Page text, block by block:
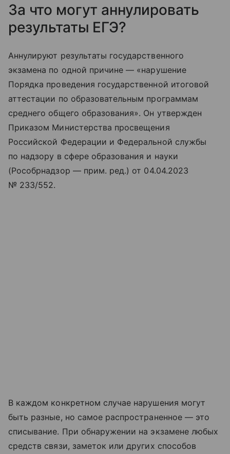
За что могут аннулировать
результаты ЕГЭ?
Аннулируют результаты государственного
экзамена по одной причине — «нарушение
Порядка проведения государственной итоговой
аттестации по образовательным программам
среднего общего образования». Он утвержден
Приказом Министерства просвещения
Российской Федерации и Федеральной службы
по надзору в сфере образования и науки
(Рособрнадзор — прим. ред.) от 04.04.2023
№ 233/552.
В каждом конкретном случае нарушения могут
быть разные, но самое распространенное — это
списывание. При обнаружении на экзамене любых
средств связи, заметок или других способов